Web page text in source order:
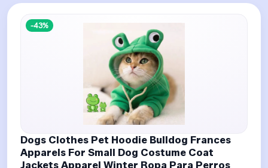
-43%
Dogs Clothes Pet Hoodie Bulldog Frances
Apparels For Small Dog Costume Coat
Jackets Apparel Winter Ropa Para Perros